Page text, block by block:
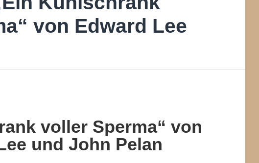
von Edward Lee
voller Sperma“ von
und John Pelan